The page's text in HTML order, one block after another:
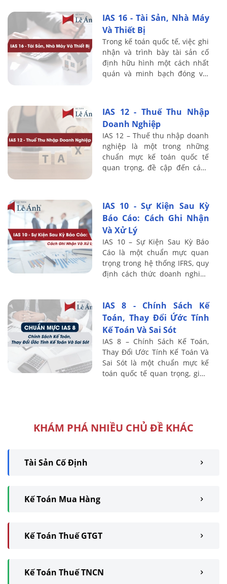
IAS 16 - Tài Sản, Nhà Máy
Và Thiết Bị
Trong kế toán quốc tế, việc ghi
nhận và trình bày tài sản cố
định hữu hình một cách nhất
quán và minh bạch đóng vai
IAS 12 - Thuế Thu Nhập
Doanh Nghiệp
IAS 12 – Thuế thu nhập doanh
nghiệp là một trong những
chuẩn mực kế toán quốc tế
quan trọng, đề cập đến cách
IAS 10 - Sự Kiện Sau Kỳ
Báo Cáo: Cách Ghi Nhận
Và Xử Lý
IAS 10 – Sự Kiện Sau Kỳ Báo
Cáo là một chuẩn mực quan
trọng trong hệ thống IFRS, quy
định cách thức doanh nghiệp
...
IAS 8 - Chính Sách Kế
Toán, Thay Đổi Ứớc Tính
Kế Toán Và Sai Sót
IAS 8 – Chính Sách Kế Toán,
Thay Đổi Ước Tính Kế Toán Và
Sai Sót là một chuẩn mực kế
toán quốc tế quan trọng, giúp
KHÁM PHÁ NHIỀU CHỦ ĐỀ KHÁC
Tài Sản Cố Định
Kế Toán Mua Hàng
Kế Toán Thuế GTGT
Kế Toán Thuế TNCN